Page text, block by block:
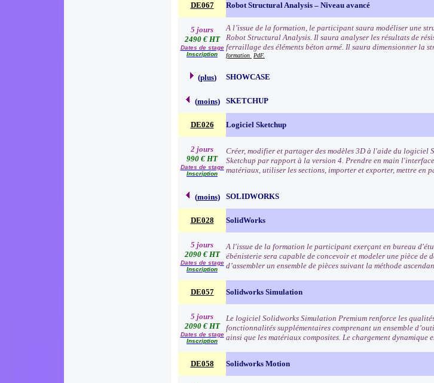
DE067 Robot Structural Analysis – Niveau avancé
5 jours
2490 € HT
Dates de stage
Inscription
A l’issue de la formation, le participant saura modéliser une
Robot Structural Analysis. Il saura analyser les résultats de
ferraillage des éléments béton armé. Il saura dimensionner la
formation
PdF.
(plus) SHOWCASE
(moins) SKETCHUP
DE026 Logiciel Sketchup
2 jours
990 € HT
Dates de stage
Inscription
Créer, modifier et partager des modèles 3D à l'aide du
Sketchup par rapport à la version 4. Prendre en main
matériaux, utiliser les sections, importer et exporter, mettre en
(moins) SOLIDWORKS
DE028 SolidWorks
5 jours
2090 € HT
Dates de stage
Inscription
A l'issue de la formation le participant exerçant en bureau
ébénisterie sera capable de concevoir et modeler une pièce
d’assembler un ensemble de pièces suivant la méthode
DE057 Solidworks Simulation
5 jours
2090 € HT
Dates de stage
Inscription
Le logiciel Solidworks Simulation Premium renforce les
fonctionnalités supplémentaires comprenant un ensemble
ainsi que les matériaux composites. Le chargement dynamique
DE058 Solidworks Motion